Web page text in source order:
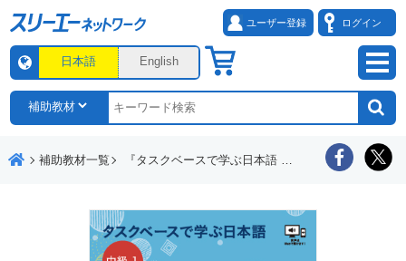
ユーザー登録 ログイン
日本語 English
補助教材一覧 『タスクベースで学ぶ日本語 中級１』「文型・表現」練習シート